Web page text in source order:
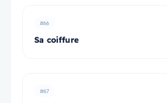
#66
Sa coiffure
#67